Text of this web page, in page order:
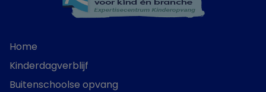
Home
Kinderdagverblijf
Buitenschoolse opvang